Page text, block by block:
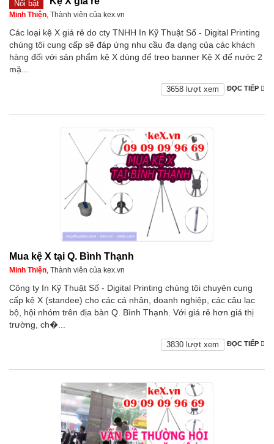
Nổi bật
Minh Thiện, Thành viên của kex.vn
Các loại kệ X giá rẻ do cty TNHH In Kỹ Thuật Số - Digital Printing
chúng tôi cung cấp sẽ đáp ứng nhu cầu đa dạng của các khách
hàng đối với sản phẩm kệ X dùng để treo banner Kệ X đế nước 2
mặ...
ĐỌC TIẾP
3658 lượt xem
Mua kệ X tại Q. Bình Thạnh
Minh Thiện, Thành viên của kex.vn
Công ty In Kỹ Thuật Số - Digital Printing chúng tôi chuyên cung
cấp kệ X (standee) cho các cá nhân, doanh nghiệp, các câu lạc
bộ, hội nhóm trên địa bàn Q. Bình Thạnh. Với giá rẻ hơn giá thị
trường, ch�...
ĐỌC TIẾP
3830 lượt xem